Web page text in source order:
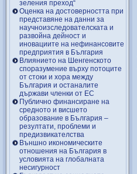
зеления преход“
Оценка на достоверността при
представяне на данни за
научноизследователската и
развойна дейност и
иновациите на нефинансовите
предприятия в България
Влиянието на Шенгенското
споразумение върху потоците
от стоки и хора между
България и останалите
държави членки от ЕС
Публично финансиране на
средното и висшето
образование в България –
резултати, проблеми и
предизвикателства
Външно икономическите
отношения на България в
условията на глобалната
несигурност